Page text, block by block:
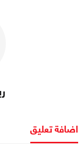
اضافة تعليق